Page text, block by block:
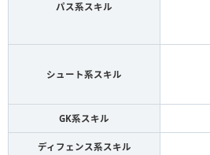
パス系スキル
シュート系スキル
GK系スキル
ディフェンス系スキル